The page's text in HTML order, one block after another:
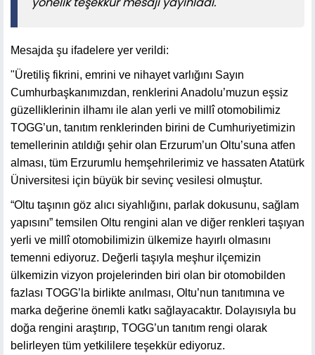
Mesajda şu ifadelere yer verildi:
"Üretiliş fikrini, emrini ve nihayet varlığını Sayın
Cumhurbaşkanımızdan, renklerini Anadolu’muzun eşsiz
güzelliklerinin ilhamı ile alan yerli ve millî otomobilimiz
TOGG’un, tanıtım renklerinden birini de Cumhuriyetimizin
temellerinin atıldığı şehir olan Erzurum’un Oltu’suna atfen
alması, tüm Erzurumlu hemşehrilerimiz ve hassaten Atatürk
Üniversitesi için büyük bir sevinç vesilesi olmuştur.
“Oltu taşının göz alıcı siyahlığını, parlak dokusunu, sağlam
yapısını” temsilen Oltu rengini alan ve diğer renkleri taşıyan
yerli ve millî otomobilimizin ülkemize hayırlı olmasını
temenni ediyoruz. Değerli taşıyla meşhur ilçemizin
ülkemizin vizyon projelerinden biri olan bir otomobilden
fazlası TOGG’la birlikte anılması, Oltu’nun tanıtımına ve
marka değerine önemli katkı sağlayacaktır. Dolayısıyla bu
doğa rengini araştırıp, TOGG’un tanıtım rengi olarak
belirleyen tüm yetkililere teşekkür ediyoruz.